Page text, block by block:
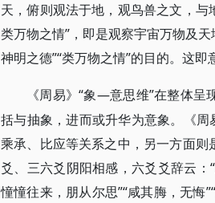
天，俯则观法于地，观鸟兽之文，
类万物之情”，即是观察宇宙万物及
神明之德”“类万物之情”的目的。这
《周易》“象—意思维”在整体呈
括与抽象，进而或升华为意象。《周
乘承、比应等关系之中，另一方面
爻、三六爻阴阳相感，六爻爻辞云：
憧憧往来，朋从尔思”“咸其脢，无悔